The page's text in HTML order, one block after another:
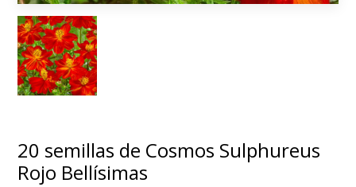
20 semillas de Cosmos Sulphureus
Rojo Bellísimas